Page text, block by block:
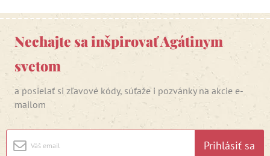
Nechajte sa inšpirovať Agátinym
svetom
a posielať si zľavové kódy, súťaže i pozvánky na akcie e-
mailom
Prihlásiť sa